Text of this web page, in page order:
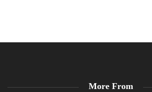
More From